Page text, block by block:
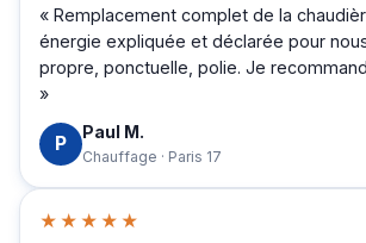
« Remplacement complet de la
énergie expliquée et déclarée pour
propre, ponctuelle, polie. Je
»
P Paul M.
Chauffage · Paris 17
★★★★★